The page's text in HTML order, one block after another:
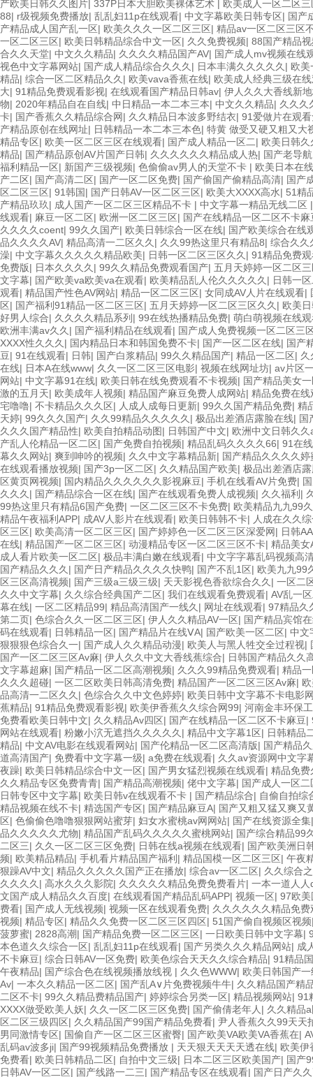
产欧美日韩久久图片 337P日本大胆欧美裸体艺术
欧美成人一区二区
88| r级视频免费播放| 乱乱妇11p在线观看| 中文字幕欧美日韩专区| 国产
产精品成人国产乱一区| 欧美久久久一区二区三区| 精品av一区二区三区
一区二区三区| 欧美日韩精品综合中文一区| 久久免费视频| 88国产精品
合久久天堂| 中文久久精品| 久久久久精品国产AV| 国产成人mv视频在线
视色中文字幕网站| 国产成人精品综合久久久| 日本丰满久久久久久| 欧美
精品| 综合一区二区精品久久| 欧美vava香蕉在线| 欧美成人经典三级在
大| 91精品免费观看影视| 在线观看国产精品日韩av| 伊人久久大香线新
物| 2020年精品自在自线| 中日精品一本二本三本| 中文久久精品| 久久久
卡| 国产香蕉久久精品综合网| 久久精品日本波多野结衣| 91爱做片在观
产精品原创在线网址| 日韩精品一本二本三本色| 特黄 做受又硬又粗又大
精品专区| 欧美一区二区三区在线观看| 国产成人精品一区二| 欧美日韩
精品| 国产精品原创AV片国产日韩| 久久久久久久精品成人热| 国产老导航
福利精品一区| 新国产三级视频| 色偷偷av男人的天堂不卡 | 欧美日本在线
产二区| 国产高清二区| 国产一区二区免费| 国产偷国产偷精品高清| 国产
区二区三区| 91韩国| 国产日韩AV一区二区三区| 欧美大XXXX高水| 51精
产精品玖玖| 成人国产一区二区三区精品不卡 | 中文字幕一精品无线二区
线观看| 麻豆一区二区| 欧洲一区二区三区| 国产在线精品一区二区不卡麻
久久久久coent| 99久久国产| 欧美日韩综合一区在线| 国产欧美综合在线
品久久久久AV| 精品高清一二区久久| 久久99热这里只有精品8| 综合久久
澡| 中文字幕久久久久久精品欧美| 日韩一区二区三区久久| 91精品免费
免费版| 日本久久久久| 99久久精品免费观看国产| 五月天婷婷一区二区
文字幕| 国产欧美va欧美va在观看| 欧美精品乱人伦久久久久久| 日韩一
观看| 精品国产性色AV网站| 精品一区二区三区| 女同成AV人片在线观看|
区| 国产福利91精品一区二区三区| 五月天婷婷一区二区三区久久| 欧美
好男人综合| 久久久久精品系列 | 99在线热播精品免费| 萌白萌视频在线
欧洲丰满av久久| 国产福利精品在线观看| 国产成人免费视频一区二区三
XXXX性久久久| 国内精品日本和韩国免费不卡| 国产一区二区在线| 国产
豆| 91在线观看| 日韩| 国产白浆精品| 99久久精品国产| 精品一区二区| 久
在线| 日本A在线www| 久久一区二区三区电影| 视频在线网址坊| av片区
网站| 中文字幕91在线| 欧美日韩在线免费观看不卡视频| 国产精品美女
激的五月天| 欧美成年人视频| 精品国产麻豆免费人成网站| 精品免费在线
宅噜噜| 不卡精品久久久区| 人成人成每日更新| 99久久国产精品免费| 精
天婷| 99久久久国产| 久久99精品久久久久久| 极品出差酒店露脸在线| 国
久久久国产精品性| 欧美自拍精品动图| 日韩国产中文| 欧洲中文日韩久久
产乱人伦精品一区二区| 国产免费自拍视频| 精品乱码久久久久66| 91在
幕久久网站| 爽到呻吟的视频| 久久中文字幕精品新| 国产精品久久久久婷
在线观看播放视频| 国产3p一区二区| 久久精品国产欧美| 极品出差酒店
区黄页网视频| 国内精品久久久久久久影视麻豆| 手机在线看AV片免费|
久久久| 国产精品综合一区在线| 国产在线观看免费人成视频| 久久福利 |
99热这里只有精品6国产免费| 一区二区三区不卡免费| 欧美精品九九99
精品午夜福利APP| 成AV人影片在线观看| 欧美日韩韩不卡| 人成在久久
区三区| 欧美高清一区二区三区| 国产婷婷色一区二区三区深爱网| 日韩
在线| 精品国产一区二区三区| 动漫精品专区一区二区三区不卡| 精品美
成人看片欧美一区二区| 极品丰满白嫩在线观看| 中文字字幕乱码视频高
国产精品久久久| 国产日产精品久久久久快鸭| 国产不乱1区| 欧美九九99
区三区高清视频| 国产三级a三级三级| 天天影视色香欲综合久久| 一区二
久久中文字幕| 久久综合经典国产二区| 我们在线观看免费观看| AV乱一
幕在线| 一区二区精品99| 精品高清国产一线久| 网址在线观看| 97精品久
第二页| 色综合久久一区二区三区| 伊人久久精品AV一区| 国产精品宾馆
码在线观看| 日韩精品一区| 国产精品片在线ⅤA| 国产欧美一区二区| 中文
狠狠狠色综合久一| 国产成人久久精品动漫| 欧美人与黑人牲交全过程视|
国产一区二区三区Av麻| 伊人久久中文大香线蕉综合| 日韩国产精品久久
文字幕超麻| 国产精品一区二区高潮视频| 久久久99精品免费观看| 精品
久久久超碰| 一区二区欧美日韩高清免费| 精品国产一区二区三区Av麻|
品高清一二区久久| 色综合久久中文色婷婷| 欧美日韩中文字幕不卡电影
蕉精品| 91精品免费观看影视| 欧美伊香蕉久久综合网99| 河南金丰环保
免费看欧美日韩中文| 久久精品Av四区| 国产在线精品一区二区不卡麻豆|
网站在线观看| 粉嫩小泬无遮挡久久久久久| 精品中文字幕1区| 日韩精品
精品| 中文AV电影在线观看网站| 国产伦精品一区二区高清版| 国产精品
道高清国产| 免费看中文字幕一级| a免费在线观看| 久久av资源网中文字
夜躁| 欧美日韩精品综合中文一区| 国产男女猛烈视频在线观看| 精品免费
久久精品专区免费青青| 国产精品高潮视频| 佬中文字幕| 国产成人一区二
日韩专区中文字幕| 欧美日韩v在线观看不卡 | 国产精品综合| 自偷自拍综
精品视频在线不卡| 精选国产专区| 国产精品麻豆A| 国产又粗又猛又爽又
区| 色偷偷色噜噜狠狠网站蜜芽| 妇女水蜜桃av网网站| 国产在线资源全集
品久久久久久尤物| 精品国产乱码久久久久久蜜桃网站| 国产综合精品99
二区三| 久久一区二区三区免费| 日韩在线a视频在线观看| 国产欧美洲日
频| 欧美精品精品| 手机看片精品国产福利 | 精品国模一区二区三区| 午夜
狠躁AV中文| 精品久久久久久国产正在播放| 综合av一区二区| 久久综合
久久久久| 高水久久久影院| 久久久久久精品免费免费看片| 一本一道人人
文国产成人精品久久百度| 在线观看国产精品乱码APP| 视频一区| 97欧
费看| 国产成人无线视频| 视频一区在线观看免费| 久久久久久久精品免费
视频| 精品专区| 精品久久免费一区二区三区四区| 51国产偷自视频区视频
菠萝蜜| 2828高潮| 国产精品免费一区二区三区| 一日欧美日韩中文字幕|
本色道久久综合一区| 乱乱妇11p在线观看| 国产另类久久久精品网站| 成
不卡麻豆| 综合日韩AV一区免费| 欧美色综合天天久久综合精品| 91精品
午夜精品| 国产综合色在线视频播放线视 | 久久色WWW| 欧美日韩国产一
Av| 一本久久精品一区二区| 国产乱A∨片免费视频牛牛| 久久精品国产精
二区不卡| 99久久精品费精品国产| 婷婷综合另类一区| 精品视频网站| 91
XXXX做受欧美人妖| 久久一区二区三区免费| 国产偷倩老年人| 久久精品
区二区三级四区| 久久精品国产99国产精品免费看| 尹人香蕉久久99天天
男同激情专区| 国偷自产一区二区三区蜜臀| 国产欧美VA欧美VA香蕉在|
乱码av波多ji| 国产99视频精品免费播放 | 天天狠天天天天透在线| 欧美伊
免费看| 欧美日韩精品二区| 自拍中文三级| 日本二区三区欧美国产| 国产
日韩AV一区二区| 国产线路一二三| 国产精品专区在线观看| 国产日产久